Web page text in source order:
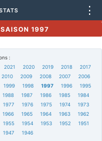
⋮
1997
:
2021 2020 2019 2018
2017
2010 2009 2008 2007
2006
1999 1998 1997 1996
1995
1988 1987 1986 1985
1984
1977 1976 1975 1974
1973
1966 1965 1964 1963
1962
1955 1954 1953 1952
1951
1947 1946